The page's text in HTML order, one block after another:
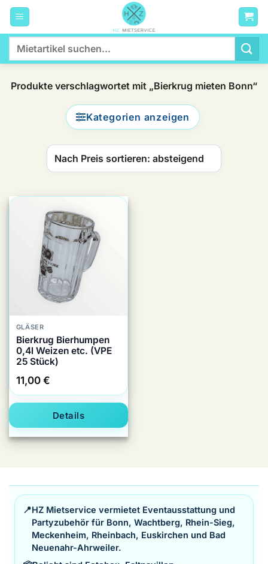
Zum
Inhalt
springen
nach:
Produkte verschlagwortet mit „Bierkrug mieten Bonn“
Kategorien anzeigen
GLÄSER
Bierkrug Bierhumpen
0,4l Weizen etc. (VPE
25 Stück)
11,00 €
Details
📍HZ Mietservice vermietet Eventausstattung und
Partyzubehör für Bonn, Wachtberg, Rhein-Sieg,
Meckenheim, Rheinbach, Euskirchen und Bad
Neuenahr-Ahrweiler.